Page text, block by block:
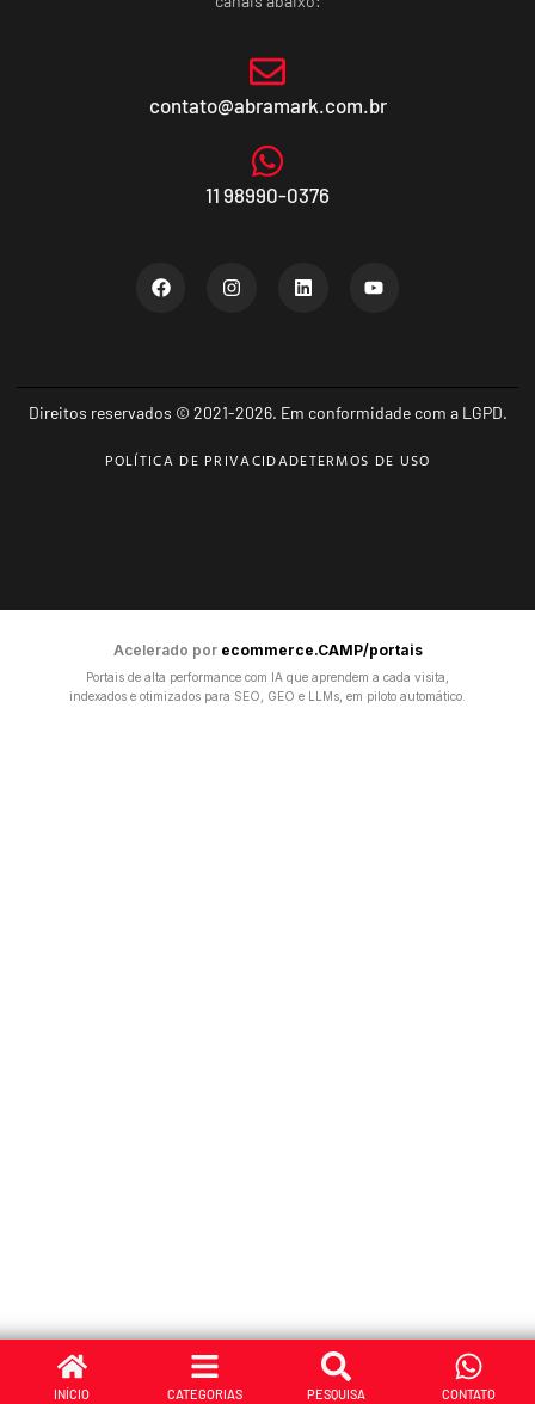
INÍCIO CATEGORIAS PESQUISA CONTATO
contato@abramark.com.br
11 98990-0376
Direitos reservados © 2021-2026. Em conformidade com a LGPD.
POLÍTICA DE PRIVACIDADETERMOS DE USO
Acelerado por ecommerce.CAMP/portais
Portais de alta performance com IA que aprendem a cada visita,
indexados e otimizados para SEO, GEO e LLMs, em piloto automático.